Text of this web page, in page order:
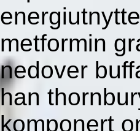
metformin
nedover
han
komponert